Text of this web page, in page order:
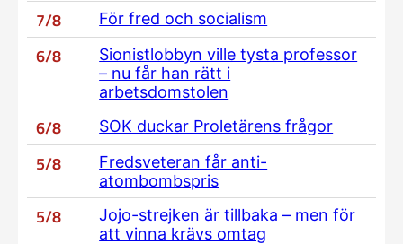
7/8 För fred och socialism
6/8
Sionistlobbyn ville tysta professor
– nu får han rätt i
arbetsdomstolen
6/8 SOK duckar Proletärens frågor
5/8
Fredsveteran får anti-
atombombspris
5/8
Jojo-strejken är tillbaka – men för
att vinna krävs omtag